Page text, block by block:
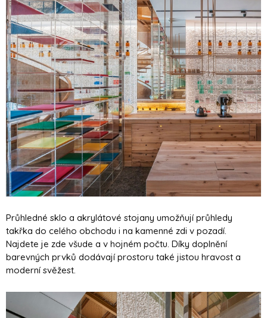
Průhledné sklo a akrylátové stojany umožňují průhledy
takřka do celého obchodu i na kamenné zdi v pozadí.
Najdete je zde všude a v hojném počtu. Díky doplnění
barevných prvků dodávají prostoru také jistou hravost a
moderní svěžest.